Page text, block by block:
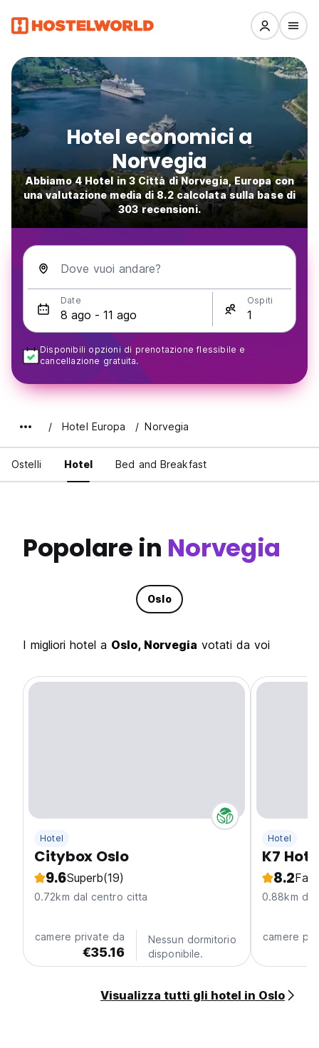
Hotel economici a
Norvegia
Abbiamo 4 Hotel in 3 Città di Norvegia, Europa con
una valutazione media di 8.2 calcolata sulla base di
303 recensioni.
Dove vuoi andare?
Date Ospiti
Disponibili opzioni di prenotazione flessibile e
cancellazione gratuita.
Hotel Europa Norvegia
Ostelli Hotel Bed and Breakfast
Popolare in Norvegia
Oslo
I migliori hotel a Oslo, Norvegia votati da voi
Hotel
Citybox Oslo
9.6Superb(19)
0.72km dal centro citta
camere private da
€35.16
Nessun dormitorio
disponibile.
Hotel
K7
8.2
0.88km
camere
Visualizza tutti gli hotel in Oslo